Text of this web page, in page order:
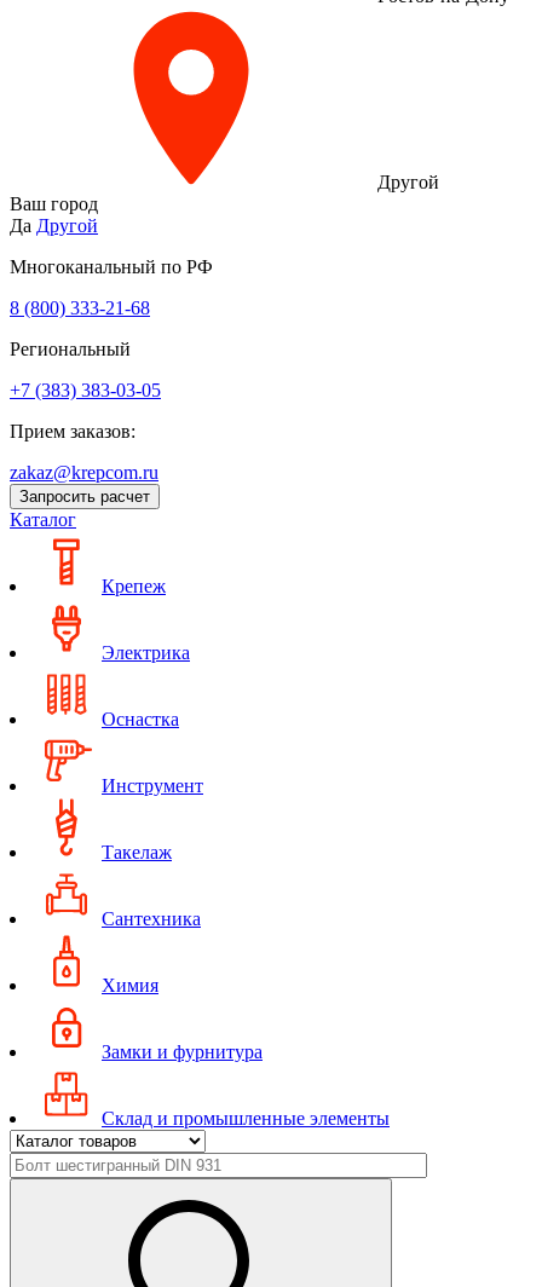
Другой
Ваш город
Да Другой
Многоканальный по РФ
8 (800) 333‑21-68
Региональный
+7 (383) 383-03-05
Прием заказов:
zakaz@krepcom.ru
Запросить расчет
Каталог
Крепеж
Электрика
Оснастка
Инструмент
Такелаж
Сантехника
Химия
Замки и фурнитура
Склад и промышленные элементы